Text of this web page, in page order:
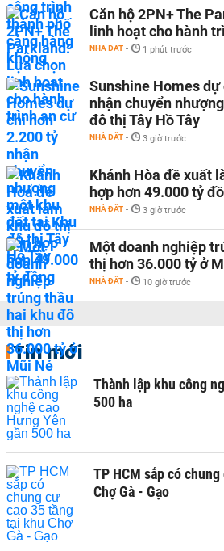
Căn hộ 2PN+ The
linh hoạt cho hành
NHÀ ĐẤT - 1 phút trước
Sunshine Homes
nhận chuyển
đô thị Tây Hồ Tây
NHÀ ĐẤT - 3 giờ trước
Khánh Hòa đề xuất
hợp hơn 49.000 tỷ
NHÀ ĐẤT - 3 giờ trước
Một doanh nghiệp
thị hơn 36.000 tỷ ở
NHÀ ĐẤT - 10 giờ trước
Tin mới
Thành lập khu công
500 ha
TP HCM sắp có
Chợ Gà - Gạo